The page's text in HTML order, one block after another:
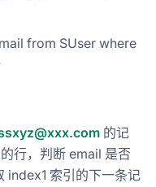
from SUser where
的记
行，判断 email 是否
index1 索引的下一条记